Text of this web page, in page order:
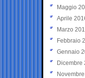
Maggio
Aprile
Marzo
Febbraio
Gennaio
Dicembre